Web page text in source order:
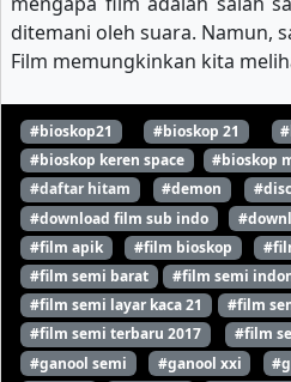
ditemani oleh suara. Namun,
Film memungkinkan kita
#bioskop21 #bioskop 21
#bioskop keren space
#bioskop
#daftar hitam
#demon
#download film sub indo
#film apik
#film bioskop
#film semi barat
#film semi
#film semi layar kaca 21
#film
#film semi terbaru 2017
#film
#ganool semi
#ganool xxi